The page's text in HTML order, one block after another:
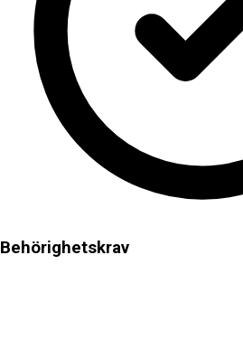
Behörighetskrav